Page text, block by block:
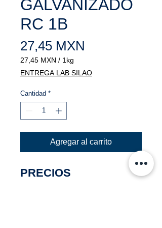
GALVANIZADO
RC 1B
27,45 MXN
27,45 MXN / 1kg
27,45 MXN
por
Kilogramos
ENTREGA LAB SILAO
Cantidad *
Agregar al carrito
PRECIOS